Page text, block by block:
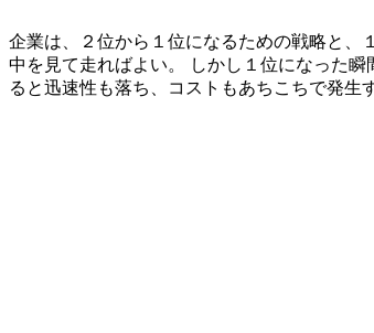
企業は、２位から１位になるための戦略と、
中を見て走ればよい。 しかし１位になった
ると迅速性も落ち、コストもあちこちで発生